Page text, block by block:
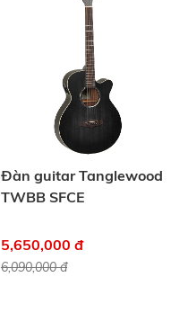
Đàn guitar Tanglewood
TWBB SFCE
5,650,000 đ
6,090,000 đ